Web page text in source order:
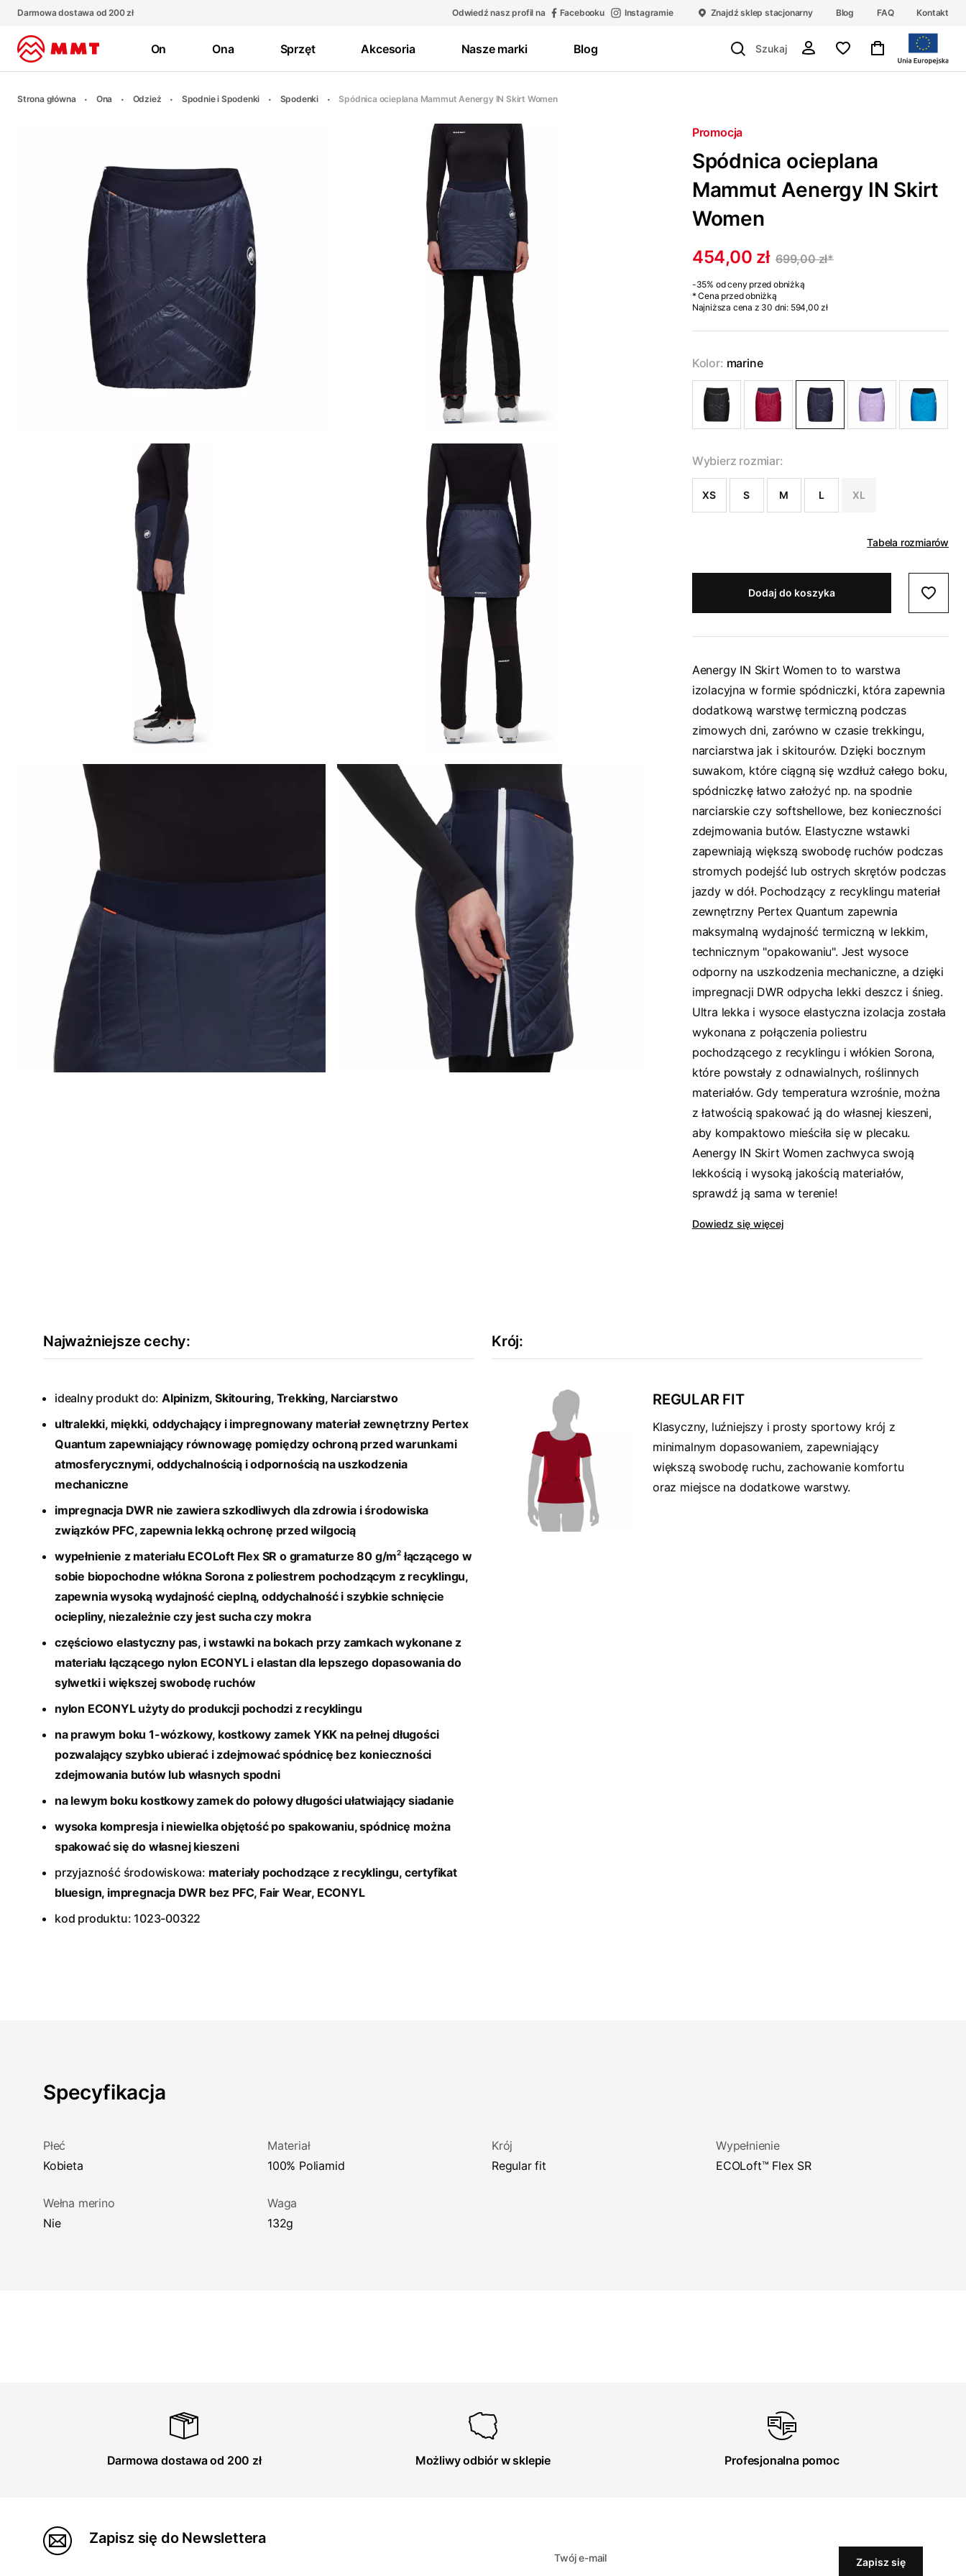
Darmowa dostawa od 200 zł Odwiedź nasz profil na Facebooku Instagramie Znajdź sklep stacjonarny Blog FAQ Kontakt
On Ona Sprzęt Akcesoria Nasze marki Blog
Strona główna Ona Odzież Spodnie i Spodenki Spodenki Spódnica ocieplana Mammut Aenergy IN Skirt Women
Promocja
Spódnica ocieplana
Mammut Aenergy IN Skirt
Women
454,00 zł 699,00 zł*
-35% od ceny przed obniżką
* Cena przed obniżką
Najniższa cena z 30 dni: 594,00 zł
Kolor: marine
Wybierz rozmiar:
XS S M L XL
Tabela rozmiarów
Dodaj do koszyka
Aenergy IN Skirt Women to to warstwa
izolacyjna w formie spódniczki, która zapewnia
dodatkową warstwę termiczną podczas
zimowych dni, zarówno w czasie trekkingu,
narciarstwa jak i skitourów. Dzięki bocznym
suwakom, które ciągną się wzdłuż całego boku,
spódniczkę łatwo założyć np. na spodnie
narciarskie czy softshellowe, bez konieczności
zdejmowania butów. Elastyczne wstawki
zapewniają większą swobodę ruchów podczas
stromych podejść lub ostrych skrętów podczas
jazdy w dół. Pochodzący z recyklingu materiał
zewnętrzny Pertex Quantum zapewnia
maksymalną wydajność termiczną w lekkim,
technicznym "opakowaniu". Jest wysoce
odporny na uszkodzenia mechaniczne, a dzięki
impregnacji DWR odpycha lekki deszcz i śnieg.
Ultra lekka i wysoce elastyczna izolacja została
wykonana z połączenia poliestru
pochodzącego z recyklingu i włókien Sorona,
które powstały z odnawialnych, roślinnych
materiałów. Gdy temperatura wzrośnie, można
z łatwością spakować ją do własnej kieszeni,
aby kompaktowo mieściła się w plecaku.
Aenergy IN Skirt Women zachwyca swoją
lekkością i wysoką jakością materiałów,
sprawdź ją sama w terenie!
Dowiedz się więcej
Najważniejsze cechy:
idealny produkt do: Alpinizm, Skitouring, Trekking, Narciarstwo
ultralekki, miękki, oddychający i impregnowany materiał zewnętrzny Pertex
Quantum zapewniający równowagę pomiędzy ochroną przed warunkami
atmosferycznymi, oddychalnością i odpornością na uszkodzenia
mechaniczne
impregnacja DWR nie zawiera szkodliwych dla zdrowia i środowiska
związków PFC, zapewnia lekką ochronę przed wilgocią
wypełnienie z materiału ECOLoft Flex SR o gramaturze 80 g/m2 łączącego w
sobie biopochodne włókna Sorona z poliestrem pochodzącym z recyklingu,
zapewnia wysoką wydajność cieplną, oddychalność i szybkie schnięcie
ociepliny, niezależnie czy jest sucha czy mokra
częściowo elastyczny pas, i wstawki na bokach przy zamkach wykonane z
materiału łączącego nylon ECONYLi elastan dla lepszego dopasowania do
sylwetki i większej swobodę ruchów
nylon ECONYLużyty do produkcji pochodzi z recyklingu
na prawym boku 1-wózkowy, kostkowy zamek YKK na pełnej długości
pozwalający szybko ubierać i zdejmować spódnicę bez konieczności
zdejmowania butów lub własnych spodni
na lewym boku kostkowy zamek do połowy długości ułatwiający siadanie
wysoka kompresja i niewielka objętość po spakowaniu, spódnicę można
spakować się do własnej kieszeni
przyjazność środowiskowa: materiały pochodzące z recyklingu, certyfikat
bluesign, impregnacja DWR bez PFC, Fair Wear, ECONYL
kod produktu: 1023-00322
Krój:
REGULAR FIT
Klasyczny, luźniejszy i prosty sportowy krój z
minimalnym dopasowaniem, zapewniający
większą swobodę ruchu, zachowanie komfortu
oraz miejsce na dodatkowe warstwy.
Specyfikacja
Płeć
Kobieta
Materiał
100% Poliamid
Krój
regular fit
Wypełnienie
ECOLoft™ Flex SR
Wełna merino
Nie
Waga
132g
Darmowa dostawa od 200 zł Możliwy odbiór w sklepie Profesjonalna pomoc
Zapisz się do Newslettera
Twój e-mail Zapisz się